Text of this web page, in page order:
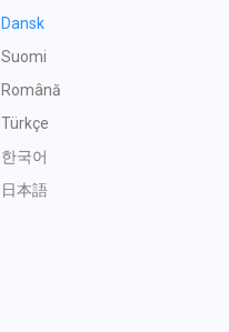
Dansk
Suomi
Română
Türkçe
한국어
日本語